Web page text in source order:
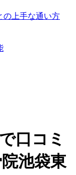
の上手な通い方
口コミ
池袋東